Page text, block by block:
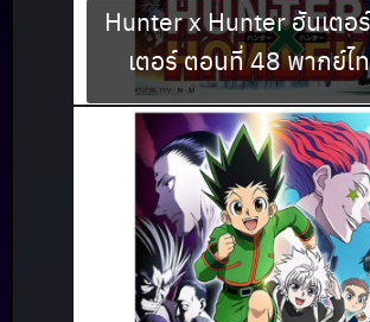
Hunter x Hunter ฮันเตอ
เตอร์ ตอนที่ 48 พากย์ไ